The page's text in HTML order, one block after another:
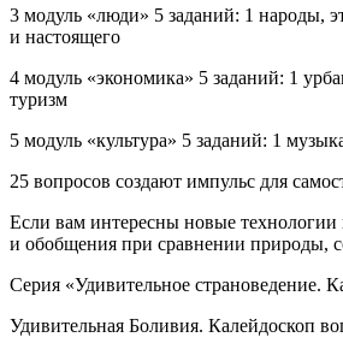
3 модуль «люди» 5 заданий: 1 народы,
и настоящего
4 модуль «экономика» 5 заданий: 1
туризм
5 модуль «культура» 5 заданий: 1
25 вопросов создают импульс для
Если вам интересны новые технологии
и обобщения при сравнении природы,
Серия «Удивительное страноведение.
Удивительная Боливия. Калейдоскоп